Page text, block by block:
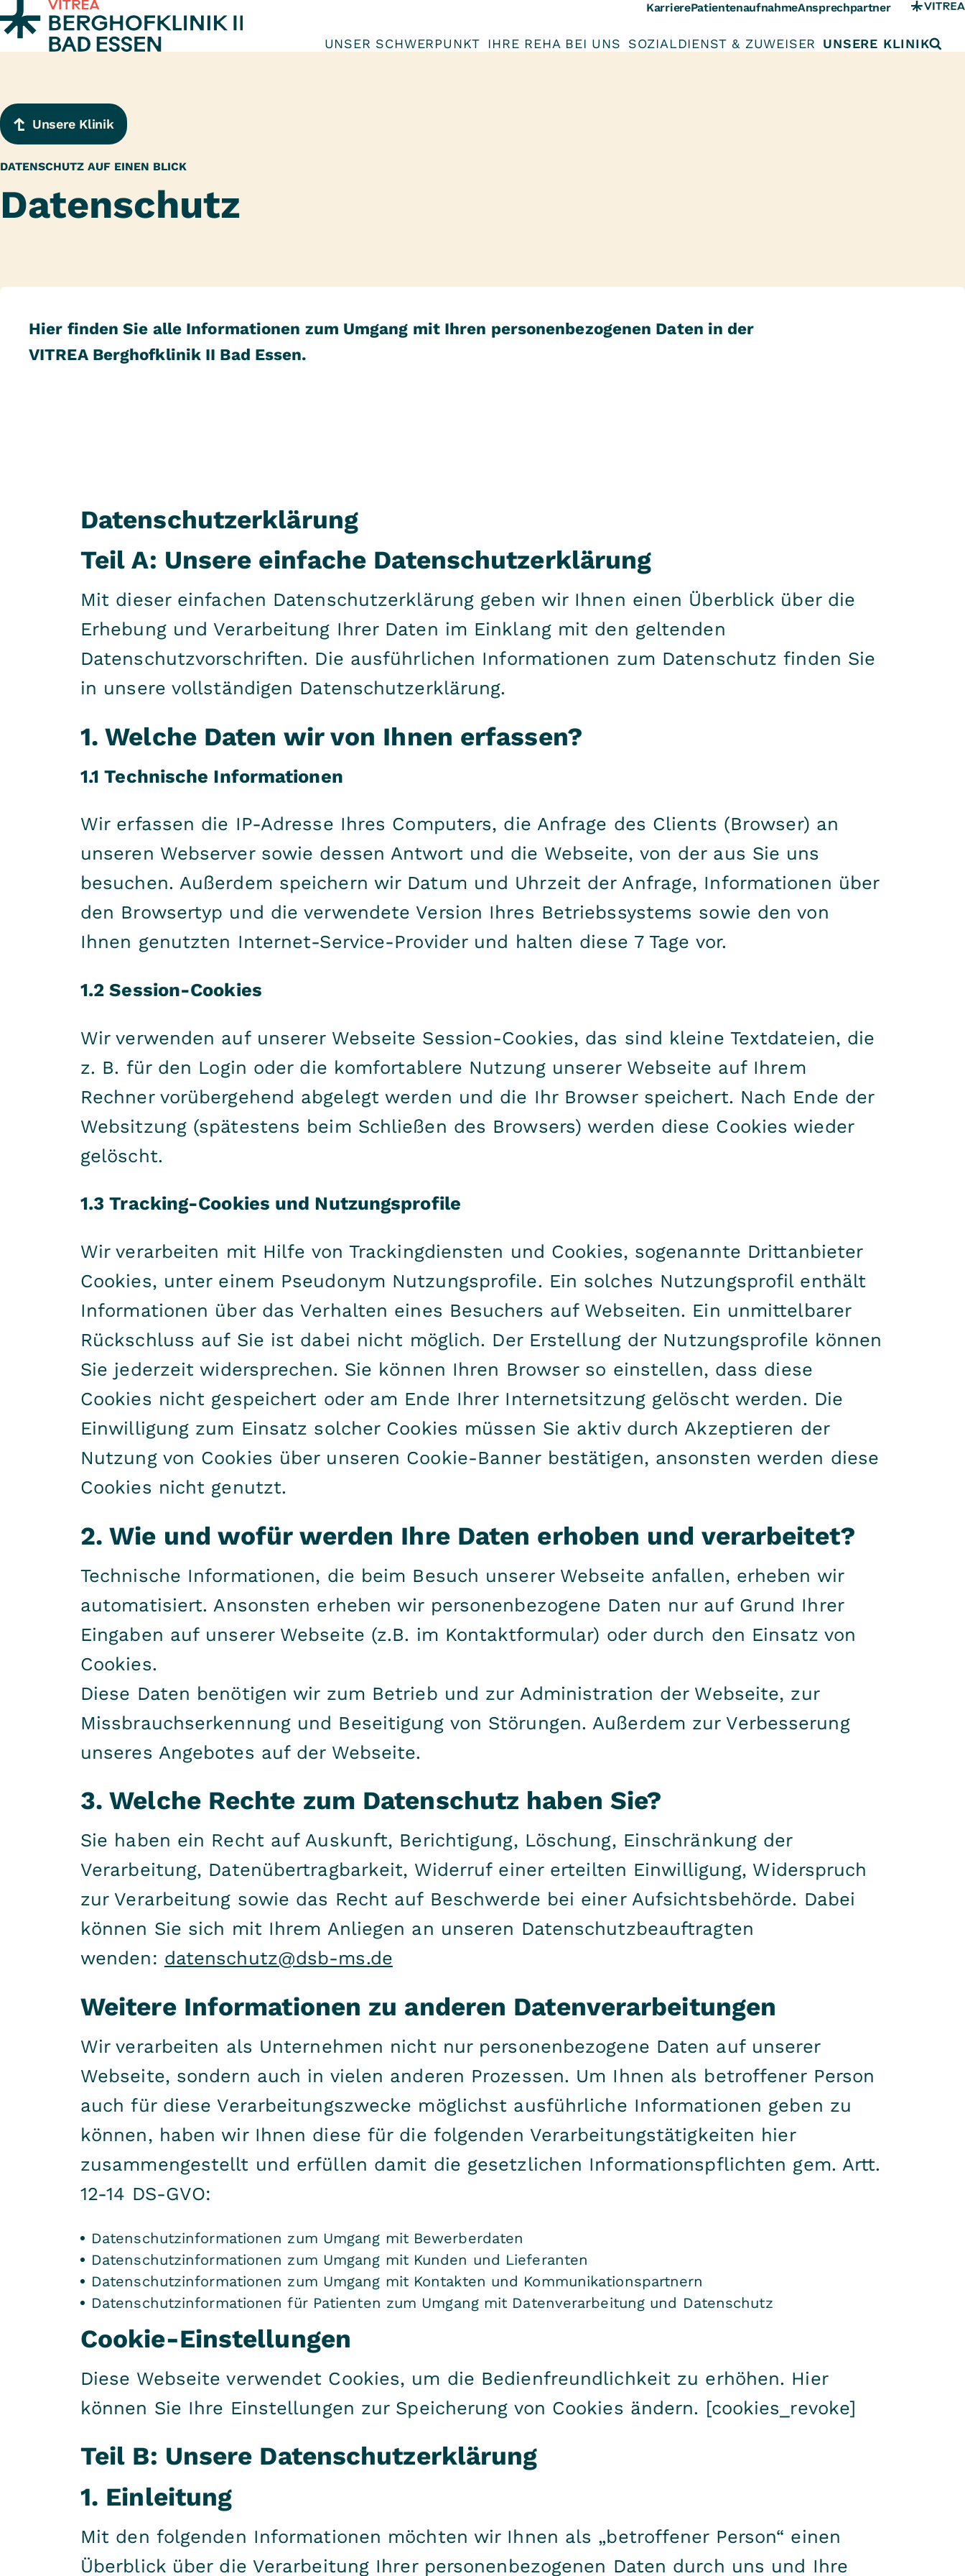
Zum Inhalt springen KarrierePatientenaufnahmeAnsprechpartner
UNSER SCHWERPUNKT IHRE REHA BEI UNS SOZIALDIENST & ZUWEISER UNSERE KLINIK
Unsere Klinik
DATENSCHUTZ AUF EINEN BLICK
Datenschutz
Hier finden Sie alle Informationen zum Umgang mit Ihren personenbezogenen Daten in der
VITREA Berghofklinik II Bad Essen.
Datenschutzerklärung
Teil A: Unsere einfache Datenschutzerklärung
Mit dieser einfachen Datenschutzerklärung geben wir Ihnen einen Überblick über die
Erhebung und Verarbeitung Ihrer Daten im Einklang mit den geltenden
Datenschutzvorschriften. Die ausführlichen Informationen zum Datenschutz finden Sie
in unsere vollständigen Datenschutzerklärung.
1. Welche Daten wir von Ihnen erfassen?
1.1 Technische Informationen
Wir erfassen die IP-Adresse Ihres Computers, die Anfrage des Clients (Browser) an
unseren Webserver sowie dessen Antwort und die Webseite, von der aus Sie uns
besuchen. Außerdem speichern wir Datum und Uhrzeit der Anfrage, Informationen über
den Browsertyp und die verwendete Version Ihres Betriebssystems sowie den von
Ihnen genutzten Internet-Service-Provider und halten diese 7 Tage vor.
1.2 Session-Cookies
Wir verwenden auf unserer Webseite Session-Cookies, das sind kleine Textdateien, die
z. B. für den Login oder die komfortablere Nutzung unserer Webseite auf Ihrem
Rechner vorübergehend abgelegt werden und die Ihr Browser speichert. Nach Ende der
Websitzung (spätestens beim Schließen des Browsers) werden diese Cookies wieder
gelöscht.
1.3 Tracking-Cookies und Nutzungsprofile
Wir verarbeiten mit Hilfe von Trackingdiensten und Cookies, sogenannte Drittanbieter
Cookies, unter einem Pseudonym Nutzungsprofile. Ein solches Nutzungsprofil enthält
Informationen über das Verhalten eines Besuchers auf Webseiten. Ein unmittelbarer
Rückschluss auf Sie ist dabei nicht möglich. Der Erstellung der Nutzungsprofile können
Sie jederzeit widersprechen. Sie können Ihren Browser so einstellen, dass diese
Cookies nicht gespeichert oder am Ende Ihrer Internetsitzung gelöscht werden. Die
Einwilligung zum Einsatz solcher Cookies müssen Sie aktiv durch Akzeptieren der
Nutzung von Cookies über unseren Cookie-Banner bestätigen, ansonsten werden diese
Cookies nicht genutzt.
2. Wie und wofür werden Ihre Daten erhoben und verarbeitet?
Technische Informationen, die beim Besuch unserer Webseite anfallen, erheben wir
automatisiert. Ansonsten erheben wir personenbezogene Daten nur auf Grund Ihrer
Eingaben auf unserer Webseite (z.B. im Kontaktformular) oder durch den Einsatz von
Cookies.
Diese Daten benötigen wir zum Betrieb und zur Administration der Webseite, zur
Missbrauchserkennung und Beseitigung von Störungen. Außerdem zur Verbesserung
unseres Angebotes auf der Webseite.
3. Welche Rechte zum Datenschutz haben Sie?
Sie haben ein Recht auf Auskunft, Berichtigung, Löschung, Einschränkung der
Verarbeitung, Datenübertragbarkeit, Widerruf einer erteilten Einwilligung, Widerspruch
zur Verarbeitung sowie das Recht auf Beschwerde bei einer Aufsichtsbehörde. Dabei
können Sie sich mit Ihrem Anliegen an unseren Datenschutzbeauftragten
wenden: datenschutz@dsb-ms.de
Weitere Informationen zu anderen Datenverarbeitungen
Wir verarbeiten als Unternehmen nicht nur personenbezogene Daten auf unserer
Webseite, sondern auch in vielen anderen Prozessen. Um Ihnen als betroffener Person
auch für diese Verarbeitungszwecke möglichst ausführliche Informationen geben zu
können, haben wir Ihnen diese für die folgenden Verarbeitungstätigkeiten hier
zusammengestellt und erfüllen damit die gesetzlichen Informationspflichten gem. Artt.
12-14 DS-GVO:
Datenschutzinformationen zum Umgang mit Bewerberdaten
Datenschutzinformationen zum Umgang mit Kunden und Lieferanten
Datenschutzinformationen zum Umgang mit Kontakten und Kommunikationspartnern
Datenschutzinformationen für Patienten zum Umgang mit Datenverarbeitung und Datenschutz
Cookie-Einstellungen
Diese Webseite verwendet Cookies, um die Bedienfreundlichkeit zu erhöhen. Hier
können Sie Ihre Einstellungen zur Speicherung von Cookies ändern. [cookies_revoke]
Teil B: Unsere Datenschutzerklärung
1. Einleitung
Mit den folgenden Informationen möchten wir Ihnen als „betroffener Person“ einen
Überblick über die Verarbeitung Ihrer personenbezogenen Daten durch uns und Ihre